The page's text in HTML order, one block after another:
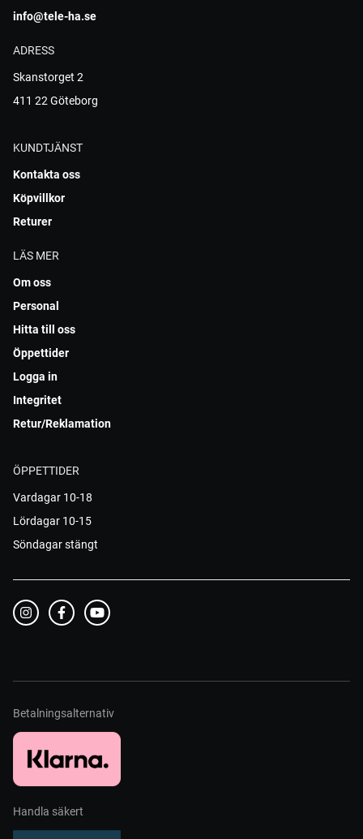
info@tele-ha.se
ADRESS
Skanstorget 2
411 22 Göteborg
KUNDTJÄNST
Kontakta oss
Köpvillkor
Returer
LÄS MER
Om oss
Personal
Hitta till oss
Öppettider
Logga in
Integritet
Retur/Reklamation
ÖPPETTIDER
Vardagar 10-18
Lördagar 10-15
Söndagar stängt
Betalningsalternativ
Handla säkert